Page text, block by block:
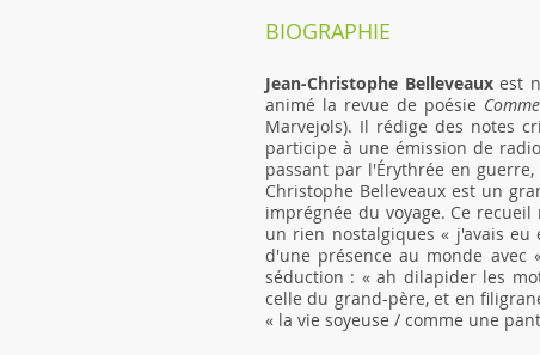
BIOGRAPHIE
Jean-Christophe Belleveauxest
animé la revue de poésie
Marvejols). Il rédige des notes
participe à une émission de
passant par l'Érythrée en
Christophe Belleveaux est un
imprégnée du voyage. Ce
un rien nostalgiques « j'avais
d'une présence au monde
séduction : « ah dilapider les
celle du grand-père, et en
« la vie soyeuse / comme une